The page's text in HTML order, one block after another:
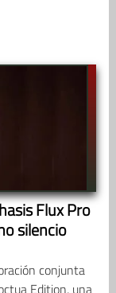
Flux Pro
silencio
conjunta
Edition, una